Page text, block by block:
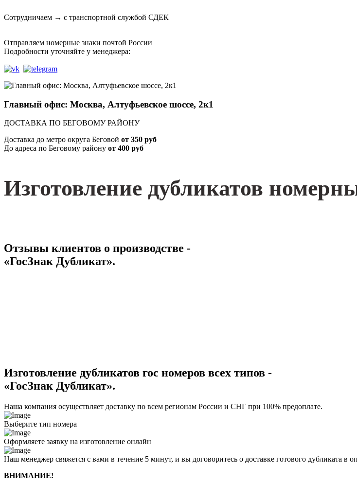
Сотрудничаем → с транспортной службой СДЕК
Отправляем номерные знаки почтой России
Подробности уточняйте у менеджера:
Главный офис: Москва, Алтуфьевское шоссе, 2к1
ДОСТАВКА ПО БЕГОВОМУ РАЙОНУ
Доставка до метро округа Беговой от 350 руб
До адреса по Беговому району от 400 руб
Изготовление дубликатов
Отзывы клиентов о производстве -
«ГосЗнак Дубликат».
Изготовление дубликатов гос номеров всех типов -
«ГосЗнак Дубликат».
Наша компания осуществляет доставку по всем регионам России и СНГ при 100% предоплате.
Выберите тип номера
Оформляете заявку на изготовление онлайн
Наш менеджер свяжется с вами в течение 5 минут, и вы договоритесь о доставке готового дубликата в
ВНИМАНИЕ!